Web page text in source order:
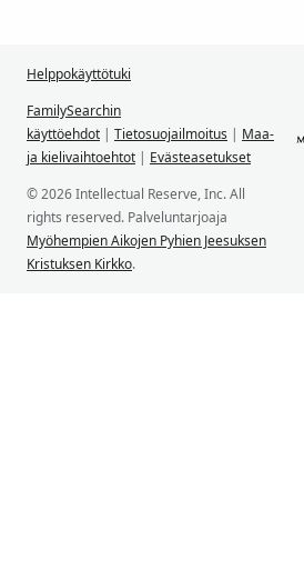
Helppokäyttötuki
FamilySearchin
käyttöehdot | Tietosuojailmoitus | Maa-
ja kielivaihtoehtot | Evästeasetukset
© 2026 Intellectual Reserve, Inc. All
rights reserved. Palveluntarjoaja
Myöhempien Aikojen Pyhien Jeesuksen
Kristuksen Kirkko.